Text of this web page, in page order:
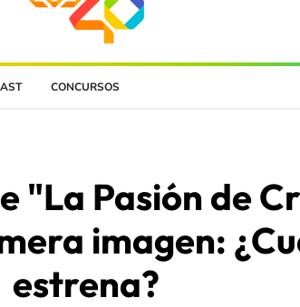
CONCURSOS
"La Pasión de
imagen:
estrena?